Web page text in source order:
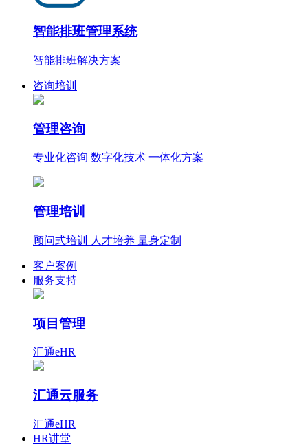
智能排班管理系统
智能排班解决方案
咨询培训
管理咨询
专业化咨询 数字化技术 一体化方案
管理培训
顾问式培训 人才培养 量身定制
客户案例
服务支持
项目管理
汇通eHR
汇通云服务
汇通eHR
HR讲堂